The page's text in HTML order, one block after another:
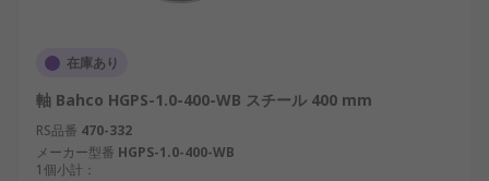
在庫あり
軸 Bahco HGPS-1.0-400-WB スチール 400 mm
RS品番 470-332
メーカー型番 HGPS-1.0-400-WB
1個小計：